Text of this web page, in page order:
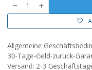
Allgemeine
30-Tage-Geld-zurück-
Versand: 2-3